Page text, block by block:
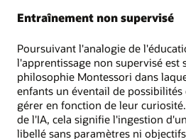
Entraînement non supervisé
Poursuivant l'analogie de
l'apprentissage non supervisé est
philosophie Montessori dans
enfants un éventail de
gérer en fonction de leur
de l'IA, cela signifie l'ingestion
libellé sans paramètres ni